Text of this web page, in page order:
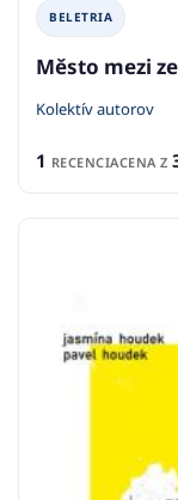
BELETRIA
Město mezi
Kolektív autorov
1 RECENCIACENA Z